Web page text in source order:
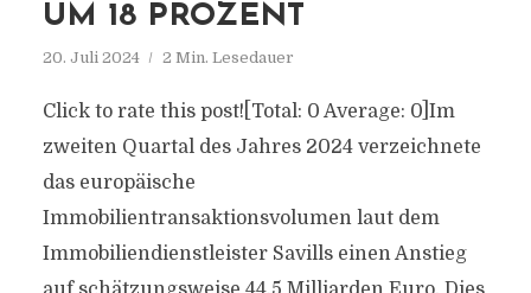
UM 18 PROZENT
20. Juli 2024 2 Min. Lesedauer
Click to rate this post![Total: 0 Average: 0]Im
zweiten Quartal des Jahres 2024 verzeichnete
das europäische
Immobilientransaktionsvolumen laut dem
Immobiliendienstleister Savills einen Anstieg